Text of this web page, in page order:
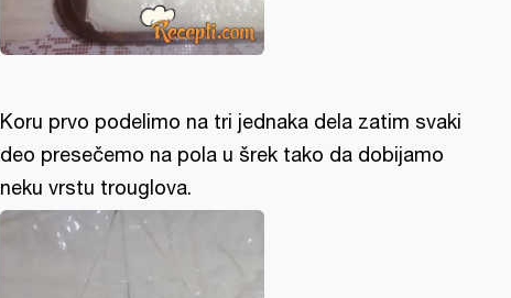
Koru prvo podelimo na tri jednaka dela zatim svaki
deo presečemo na pola u šrek tako da dobijamo
neku vrstu trouglova.